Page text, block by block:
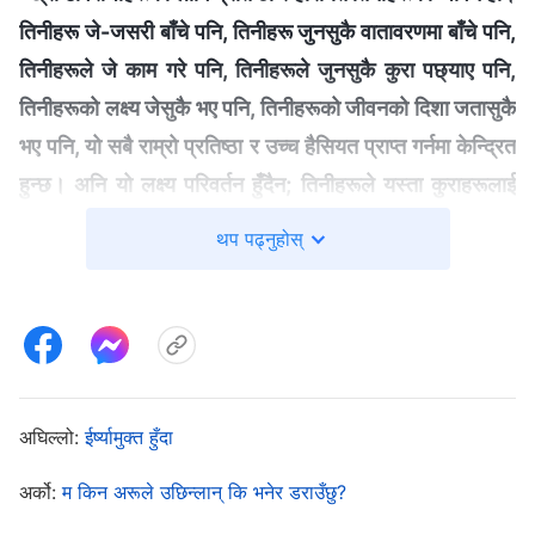
तिनीहरू जे-जसरी बाँचे पनि, तिनीहरू जुनसुकै वातावरणमा बाँचे पनि,
तिनीहरूले जे काम गरे पनि, तिनीहरूले जुनसुकै कुरा पछ्याए पनि,
तिनीहरूको लक्ष्य जेसुकै भए पनि, तिनीहरूको जीवनको दिशा जतासुकै
भए पनि, यो सबै राम्रो प्रतिष्ठा र उच्‍च हैसियत प्राप्त गर्नमा केन्द्रित
हुन्छ। अनि यो लक्ष्य परिवर्तन हुँदैन; तिनीहरूले यस्ता कुराहरूलाई
कहिल्यै पनि पन्छाउन सक्दैनन्। ख्रीष्टविरोधीहरूको साँचो अनुहार र
तिनीहरूको सार यही हो। तिनीहरूलाई तैँले पहाडको प्राचीन
र प्रतिष्ठाको खोजीलाई पन्छाउन सक्दैनन्। तिनीहरूलाई तैँले
परमेश्‍वरमा विश्‍वास गर्ने भए पनि, तिनीहरू आफ्नो प्रतिष्ठा र हैसियतको
पछ्याइलाई परमेश्‍वरमाथिको विश्‍वास बराबर मान्छन् र यी दुई कुरालाई
थप पढ्नुहोस्
अघिल्लो:ईर्ष्यामुक्त हुँदा
अर्को:म किन अरूले उछिन्लान् कि भनेर डराउँछु?